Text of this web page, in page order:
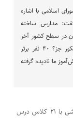
اسلامی با اشاره
مدارس ساخته
در سطح کشور آخر
است و هچکدام از دانش‌آموزان خوزستانی در کنکور جز؟ ۴۰ نفر برتر
ما نادیده گرفته
مجتبی یوسفی در آیین کلنگ‌زنی دو فضای آموزشی با ۲۱ کلاس درس